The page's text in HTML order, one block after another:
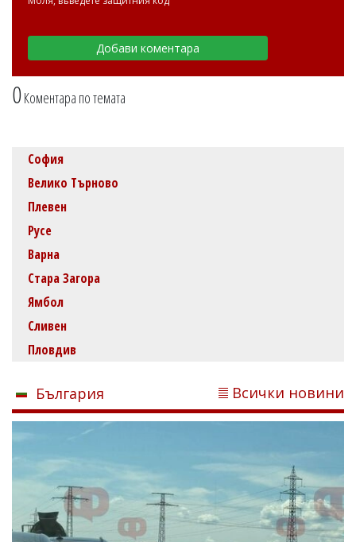
0Коментара по темата
София
Велико Търново
Плевен
Русе
Варна
Стара Загора
Ямбол
Сливен
Пловдив
България Всички новини